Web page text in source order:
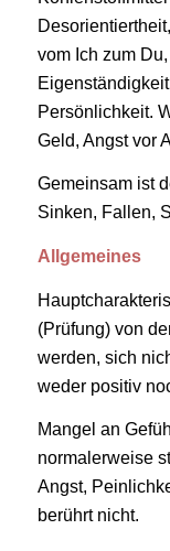
vom Ich zum
Persönlichkeit.
Geld, Angst vor
Gemeinsam ist
Sinken, Fallen,
Allgemeines
(Prüfung) von
werden, sich
weder positiv
Mangel an
normalerweise
Angst,
berührt nicht.